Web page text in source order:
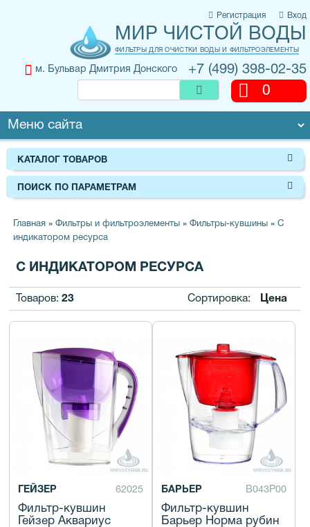
Регистрация Вход
МИР ЧИСТОЙ ВОДЫ
ФИЛЬТРЫ ДЛЯ ОЧИСТКИ ВОДЫ И ФИЛЬТРОЭЛЕМЕНТЫ
+7 (499) 398-02-35
м. Бульвар Дмитрия Донского
0
КАТАЛОГ ТОВАРОВ
ПОИСК ПО ПАРАМЕТРАМ
Главная » Фильтры и фильтроэлементы » Фильтры-кувшины » С
индикатором ресурса
С ИНДИКАТОРОМ РЕСУРСА
Товаров: 23 Сортировка: Цена
ГЕЙЗЕР 62025
Фильтр-кувшин
Гейзер Аквариус
БАРЬЕР В043Р00
Фильтр-кувшин
Барьер Норма рубин